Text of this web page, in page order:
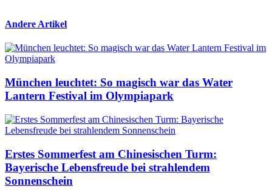
Andere Artikel
München leuchtet: So magisch war das Water
Lantern Festival im Olympiapark
Erstes Sommerfest am Chinesischen Turm:
Bayerische Lebensfreude bei strahlendem
Sonnenschein